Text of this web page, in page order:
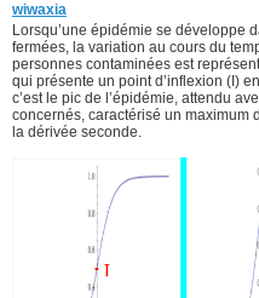
wiwaxia
Lorsqu’une épidémie se développe
fermées, la variation au cours du
personnes contaminées est
qui présente un point d’inflexion (I)
c’est le pic de l’épidémie, attendu
concernés, caractérisé un maximum
la dérivée seconde.